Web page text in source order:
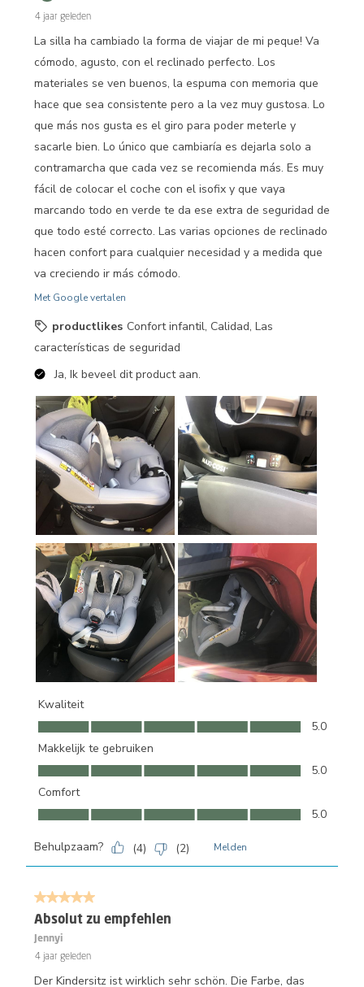
4 jaar geleden
La silla ha cambiado la forma de viajar de mi peque! Va
cómodo, agusto, con el reclinado perfecto. Los
materiales se ven buenos, la espuma con memoria que
hace que sea consistente pero a la vez muy gustosa. Lo
que más nos gusta es el giro para poder meterle y
sacarle bien. Lo único que cambiaría es dejarla solo a
contramarcha que cada vez se recomienda más. Es muy
fácil de colocar el coche con el isofix y que vaya
marcando todo en verde te da ese extra de seguridad de
que todo esté correcto. Las varias opciones de reclinado
hacen confort para cualquier necesidad y a medida que
va creciendo ir más cómodo.
Met Google vertalen
productlikes Confort infantil, Calidad, Las
características de seguridad
Ja, Ik beveel dit product aan.
Kwaliteit
Kwaliteit, 5.0 van 5
5.0
Makkelijk te gebruiken
Makkelijk te gebruiken, 5.0 van 5
5.0
Comfort
Comfort, 5.0 van 5
5.0
Behulpzaam? (4) (2) Melden
5 van 5 sterren.
Absolut zu empfehlen
Jennyi
4 jaar geleden
Der Kindersitz ist wirklich sehr schön. Die Farbe, das